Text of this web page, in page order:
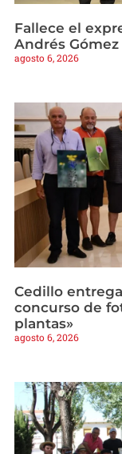
Fallece el
Andrés Gómez
agosto 6, 2026
Cedillo
concurso de
plantas»
agosto 6, 2026